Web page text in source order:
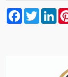
Facebook
Twitter